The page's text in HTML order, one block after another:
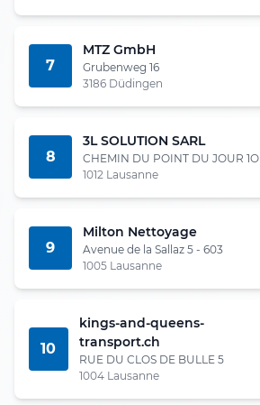
7
MTZ GmbH
Grubenweg 16
3186 Düdingen
8
3L SOLUTION SARL
CHEMIN DU POINT DU JOUR 1O
1012 Lausanne
9
Milton Nettoyage
Avenue de la Sallaz 5 - 603
1005 Lausanne
10
kings-and-queens-
transport.ch
RUE DU CLOS DE BULLE 5
1004 Lausanne